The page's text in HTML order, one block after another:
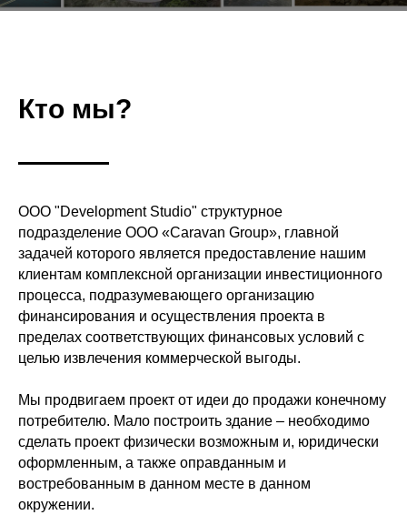
Кто мы?
ООО "Development Studio" структурное
подразделение ООО «Caravan Group», главной
задачей которого является предоставление нашим
клиентам комплексной организации инвестиционного
процесса, подразумевающего организацию
финансирования и осуществления проекта в
пределах соответствующих финансовых условий с
целью извлечения коммерческой выгоды.
Мы продвигаем проект от идеи до продажи конечному
потребителю. Мало построить здание – необходимо
сделать проект физически возможным и, юридически
оформленным, а также оправданным и
востребованным в данном месте в данном
окружении.